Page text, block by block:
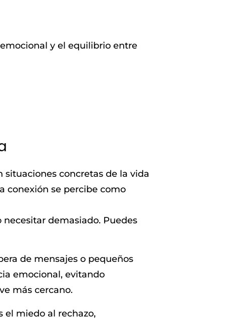
y el equilibrio entre
situaciones concretas de la vida
conexión se percibe como
demasiado. Puedes
de mensajes o pequeños
emocional, evitando
más cercano.
el miedo al rechazo,